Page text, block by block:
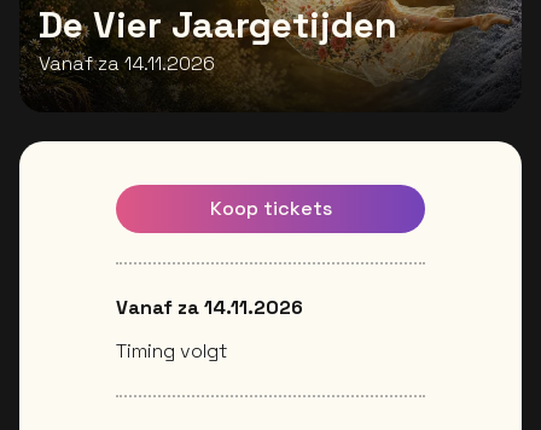
De Vier Jaargetijden
Vanaf za 14.11.2026
Koop tickets
Vanaf za 14.11.2026
Timing volgt